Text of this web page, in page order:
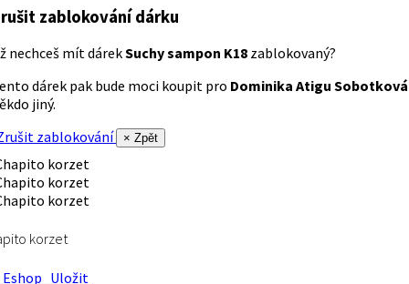
zablokování dárku
nechceš mít dárekSuchy sampon K18 zablokovaný?
dárek pak bude moci koupit pro Dominika Atigu Sobotková
jiný.
zablokování
× Zpět
korzet
Uložit